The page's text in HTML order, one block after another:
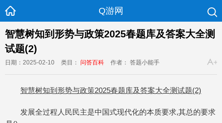
Q游网
智慧树知到形势与政策2025春题库及答案大全测
试题(2)
日期：2025-02-10 类目： 问答百科 作者： 答题小能手
智慧树知到形势与政策2025春题库及答案大全测试题(2)
发展全过程人民民主是中国式现代化的本质要求,其总的要求